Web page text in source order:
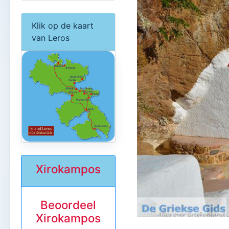
Klik op de kaart
van Leros
Xirokampos
Beoordeel
Xirokampos